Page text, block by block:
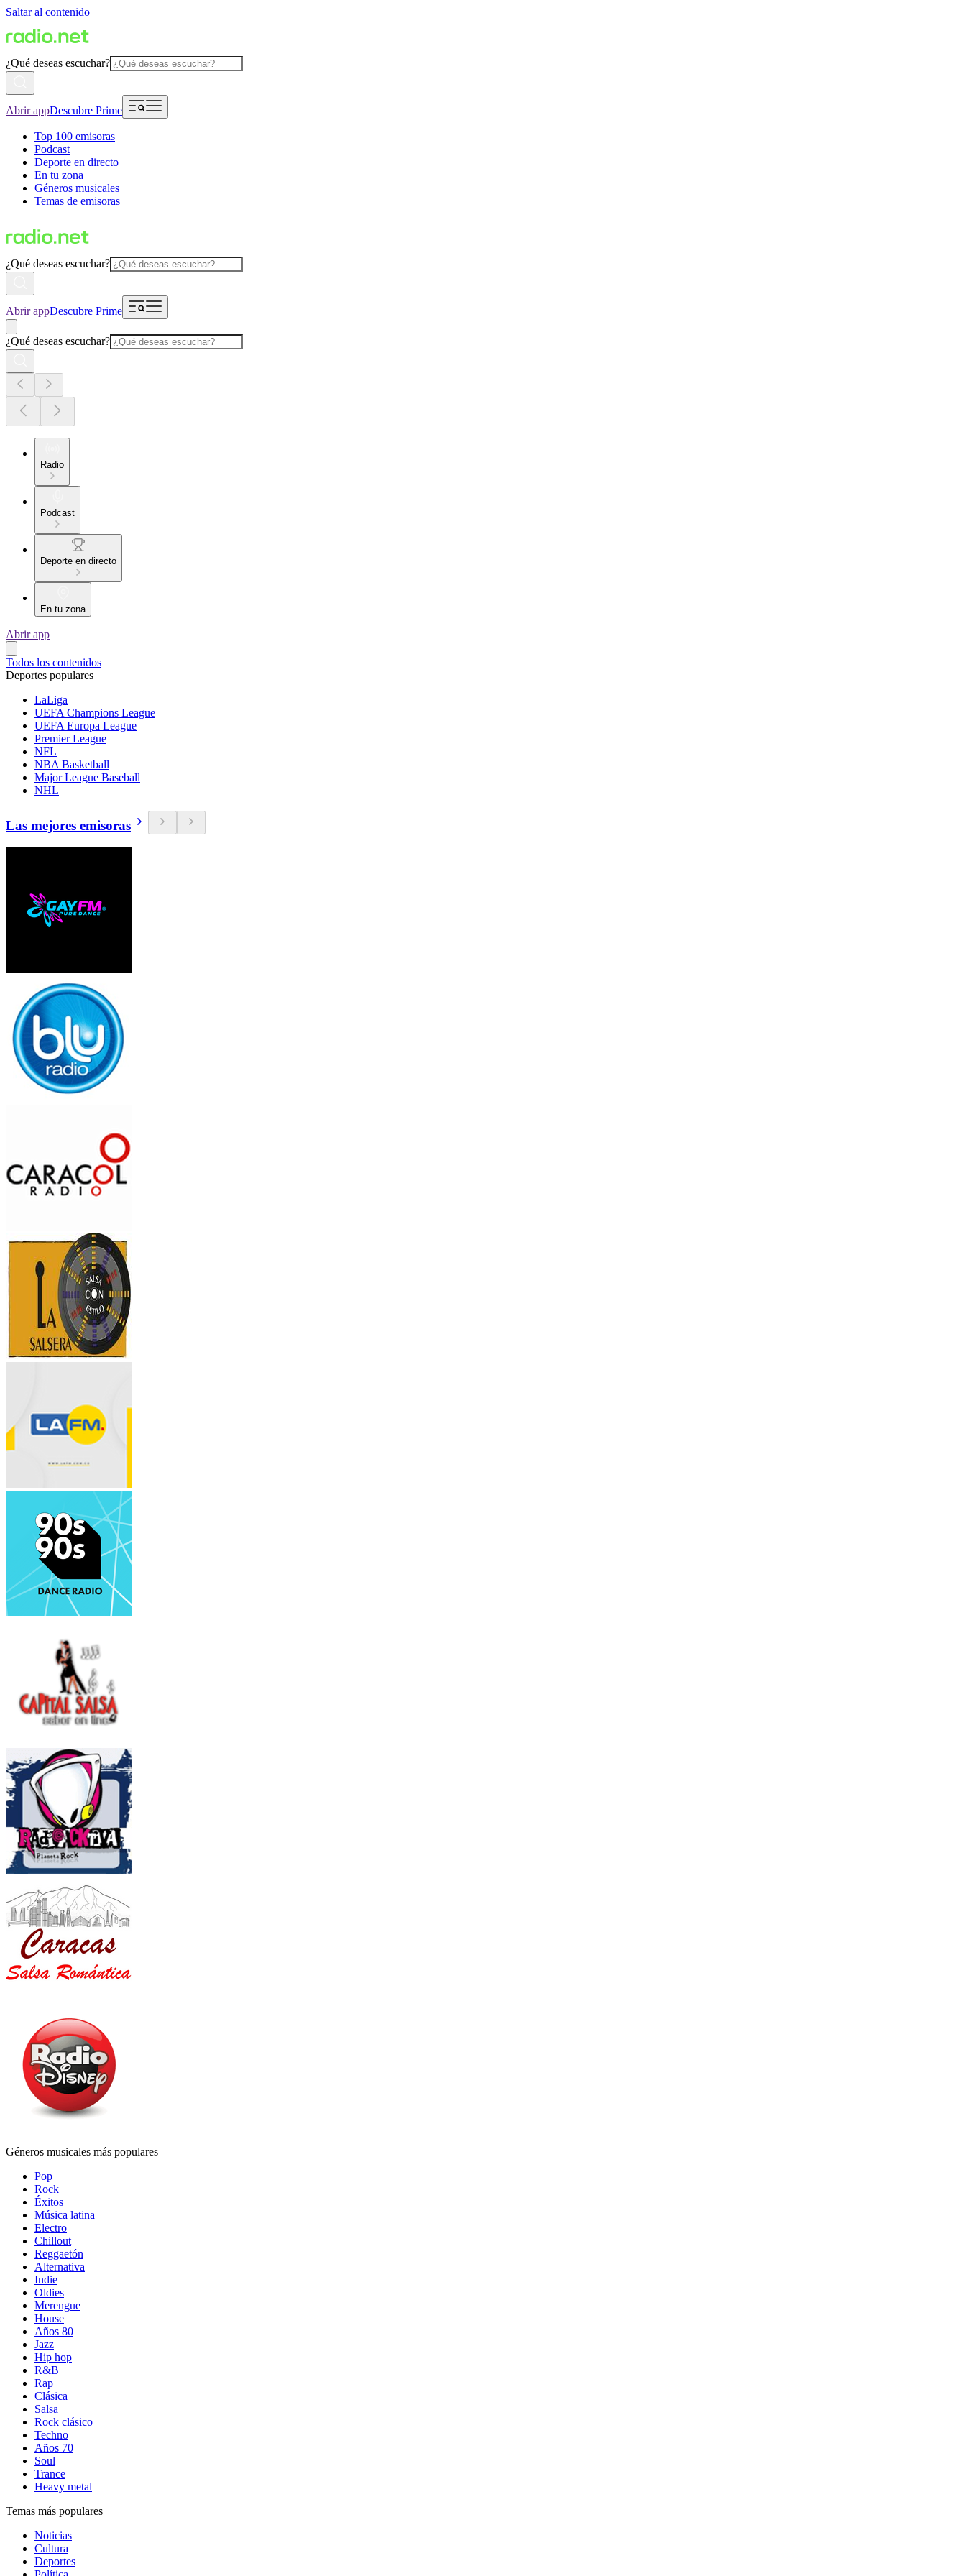
Saltar al contenido
¿Qué deseas escuchar?
Abrir appDescubre Prime
Top 100 emisoras
Podcast
Deporte en directo
En tu zona
Géneros musicales
Temas de emisoras
¿Qué deseas escuchar?
Abrir appDescubre Prime
¿Qué deseas escuchar?
Radio
Podcast
Deporte en directo
En tu zona
Abrir app
Todos los contenidos
Deportes populares
LaLiga
UEFA Champions League
UEFA Europa League
Premier League
NFL
NBA Basketball
Major League Baseball
NHL
Las mejores emisoras
Géneros musicales más populares
Pop
Rock
Éxitos
Música latina
Electro
Chillout
Reggaetón
Alternativa
Indie
Oldies
Merengue
House
Años 80
Jazz
Hip hop
R&B
Rap
Clásica
Salsa
Rock clásico
Techno
Años 70
Soul
Trance
Heavy metal
Temas más populares
Noticias
Cultura
Deportes